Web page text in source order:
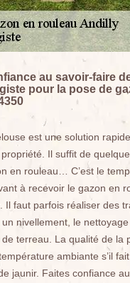
au savoir-faire
pour la pose de
est une solution
propriété. Il suffit de
en rouleau… C’est le
à recevoir le gazon en
Il faut parfois réaliser des
nivellement, le
terreau. La qualité de la
ambiante s’il
jaunir. Faites confiance